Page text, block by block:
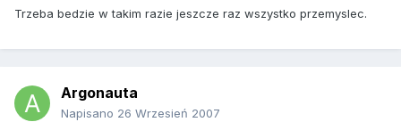
Trzeba bedzie w takim razie jeszcze raz wszystko przemyslec.
Argonauta
Napisano 26 Wrzesień 2007